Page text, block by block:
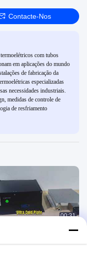
Contacte-Nos
com tubos
em aplicações do mundo
de fabricação da
especializadas
necessidades industriais.
medidas de controle de
de resfriamento
00:31
2026